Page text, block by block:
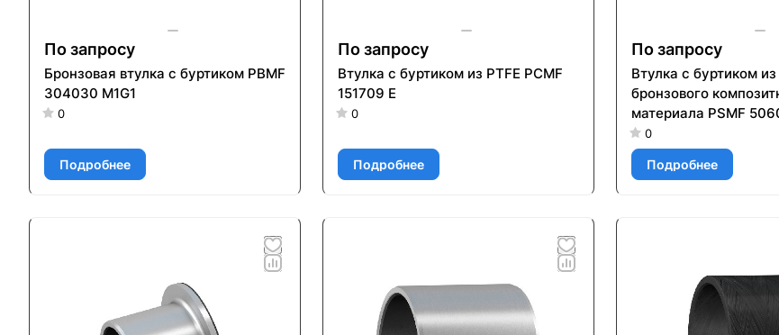
По запросу
Бронзовая втулка с буртиком PBMF
304030 M1G1
0
Подробнее
По запросу
Втулка с буртиком из PTFE PCMF
151709 E
0
Подробнее
По запросу
Втулка с буртиком
бронзового
материала PSMF
0
Подробнее